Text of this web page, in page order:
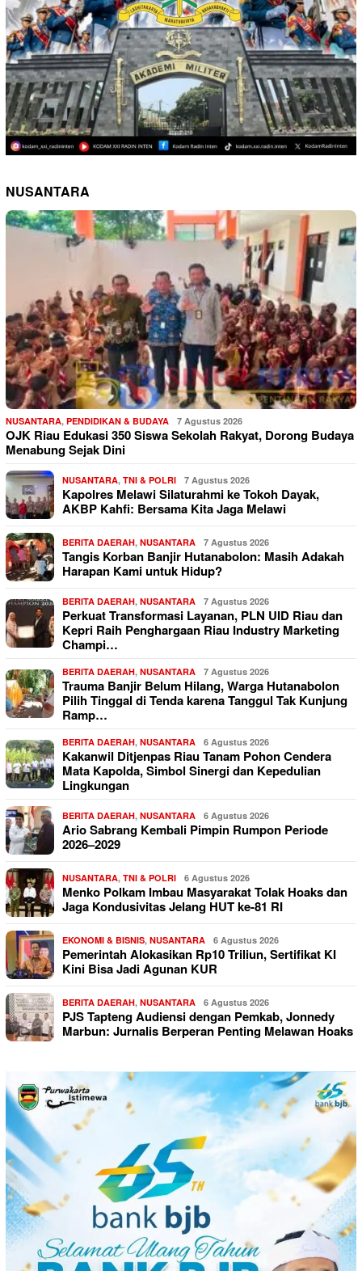
NUSANTARA
NUSANTARA, PENDIDIKAN & BUDAYA 7 Agustus 2026
OJK Riau Edukasi 350 Siswa Sekolah Rakyat, Dorong Budaya
Menabung Sejak Dini
NUSANTARA, TNI & POLRI 7 Agustus 2026
Kapolres Melawi Silaturahmi ke Tokoh Dayak,
AKBP Kahfi: Bersama Kita Jaga Melawi
BERITA DAERAH, NUSANTARA 7 Agustus 2026
Tangis Korban Banjir Hutanabolon: Masih Adakah
Harapan Kami untuk Hidup?
BERITA DAERAH, NUSANTARA 7 Agustus 2026
Perkuat Transformasi Layanan, PLN UID Riau dan
Kepri Raih Penghargaan Riau Industry Marketing
Champi…
BERITA DAERAH, NUSANTARA 7 Agustus 2026
Trauma Banjir Belum Hilang, Warga Hutanabolon
Pilih Tinggal di Tenda karena Tanggul Tak Kunjung
Ramp…
BERITA DAERAH, NUSANTARA 6 Agustus 2026
Kakanwil Ditjenpas Riau Tanam Pohon Cendera
Mata Kapolda, Simbol Sinergi dan Kepedulian
Lingkungan
BERITA DAERAH, NUSANTARA 6 Agustus 2026
Ario Sabrang Kembali Pimpin Rumpon Periode
2026–2029
NUSANTARA, TNI & POLRI 6 Agustus 2026
Menko Polkam Imbau Masyarakat Tolak Hoaks dan
Jaga Kondusivitas Jelang HUT ke-81 RI
EKONOMI & BISNIS, NUSANTARA 6 Agustus 2026
Pemerintah Alokasikan Rp10 Triliun, Sertifikat KI
Kini Bisa Jadi Agunan KUR
BERITA DAERAH, NUSANTARA 6 Agustus 2026
PJS Tapteng Audiensi dengan Pemkab, Jonnedy
Marbun: Jurnalis Berperan Penting Melawan Hoaks